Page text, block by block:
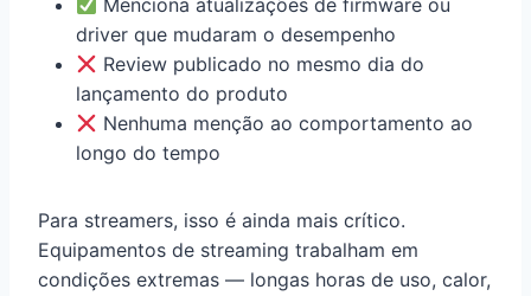
Menciona atualizações de firmware ou
driver que mudaram o desempenho
Review publicado no mesmo dia do
lançamento do produto
Nenhuma menção ao comportamento ao
longo do tempo
Para streamers, isso é ainda mais crítico.
Equipamentos de streaming trabalham em
condições extremas — longas horas de uso, calor,